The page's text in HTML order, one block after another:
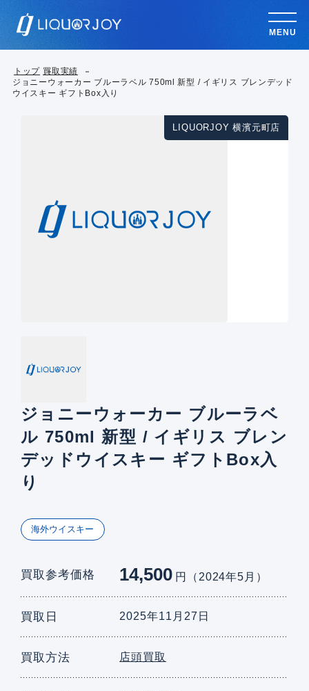
MENU
トップ 買取実績
ジョニーウォーカー ブルーラベル 750ml 新型 / イギリス ブレンデッド
ウイスキー ギフトBox入り
LIQUORJOY 横濱元町店
ジョニーウォーカー ブルーラベ
ル 750ml 新型 / イギリス ブレン
デッドウイスキー ギフトBox入
り
海外ウイスキー
買取参考価格 14,500 円（2024年5月）
買取日 2025年11月27日
買取方法 店頭買取